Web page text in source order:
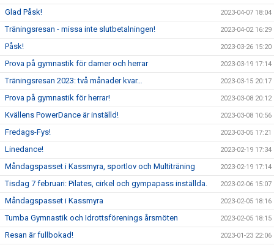
Glad Påsk! 2023-04-07 18:04
Träningsresan - missa inte slutbetalningen! 2023-04-02 16:29
Påsk! 2023-03-26 15:20
Prova på gymnastik för damer och herrar 2023-03-19 17:14
Träningsresan 2023: två månader kvar… 2023-03-15 20:17
Prova på gymnastik för herrar! 2023-03-08 20:12
Kvällens PowerDance är inställd! 2023-03-08 10:56
Fredags-Fys! 2023-03-05 17:21
Linedance! 2023-02-19 17:34
Måndagspasset i Kassmyra, sportlov och Multiträning 2023-02-19 17:14
Tisdag 7 februari: Pilates, cirkel och gympapass inställda. 2023-02-06 15:07
Måndagspasset i Kassmyra 2023-02-05 18:16
Tumba Gymnastik och Idrottsförenings årsmöten 2023-02-05 18:15
Resan är fullbokad! 2023-01-23 22:06